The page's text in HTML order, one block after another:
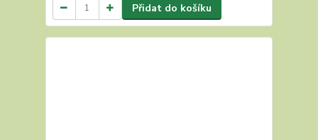
Přidat do košíku